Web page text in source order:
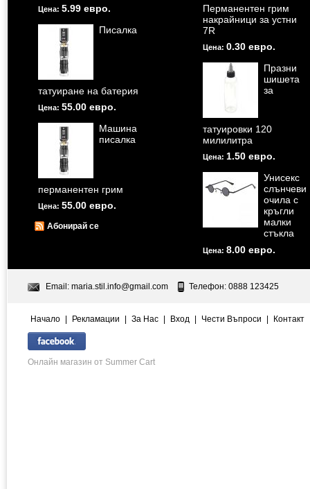
Цена: 5.99 евро.
Писалка
татуиране на батерия
Цена: 55.00 евро.
Машина
писалка
перманентен грим
Цена: 55.00 евро.
Абонирай се
Перманентен грим
накрайници за устни
7R
Цена: 0.30 евро.
Празни
шишета
за
татуировки 120
милилитра
Цена: 1.50 евро.
Унисекс
слънчеви
очила с
кръгли
малки
стъкла
Цена: 8.00 евро.
Email: maria.stil.info@gmail.com Телефон: 0888 123425
Начало | Рекламации | За Нас | Вход | Чести Въпроси | Контакт
Онлайн магазин от Summer Cart